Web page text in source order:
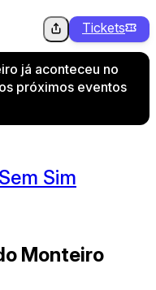
Tickets
já aconteceu no
próximos eventos
Sim
Monteiro